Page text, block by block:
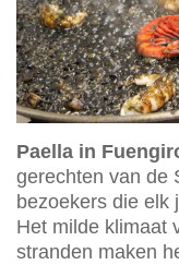
Paella in
gerechten van de
bezoekers die elk
Het milde klimaat
stranden maken